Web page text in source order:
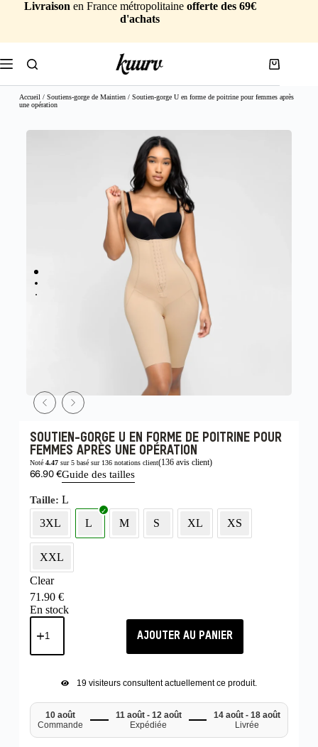
Livraison en France métropolitaine offerte des 69€
d'achats
Accueil / Soutiens-gorge de Maintien/ Soutien-gorge U en forme de poitrine pour femmes après
une opération
SOUTIEN-GORGE U EN FORME DE POITRINE POUR
FEMMES APRÈS UNE OPÉRATION
Noté 4.47sur 5 basé sur 136notations client(136avis client)
66.90€Guide des tailles
Taille L
3XL
L M S XL XS
XXL
Clear
71.90 €
En stock
AJOUTER AU PANIER
19visiteurs consultent actuellement ce produit.
10 août
Commande
11 août - 12 août
Expédiée
14 août - 18 août
Livrée